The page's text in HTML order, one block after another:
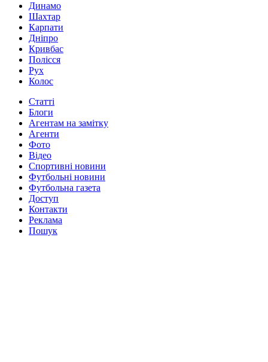
Динамо
Шахтар
Карпати
Дніпро
Кривбас
Полісся
Рух
Колос
Статті
Блоги
Агентам на замітку
Агенти
Фото
Відео
Спортивні новини
Футбольні новини
Футбольна газета
Доступ
Контакти
Реклама
Пошук